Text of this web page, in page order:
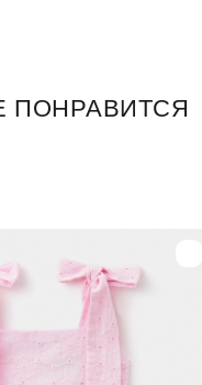
ПОНРАВИТСЯ